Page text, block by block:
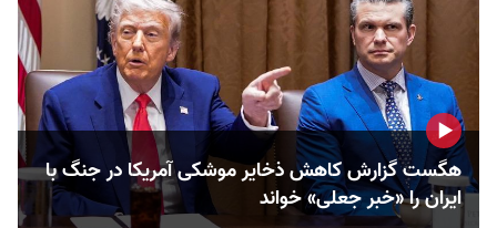
هگست گزارش کاهش ذخایر موشکی آمریکا در جنگ با
ایران را «خبر جعلی» خواند